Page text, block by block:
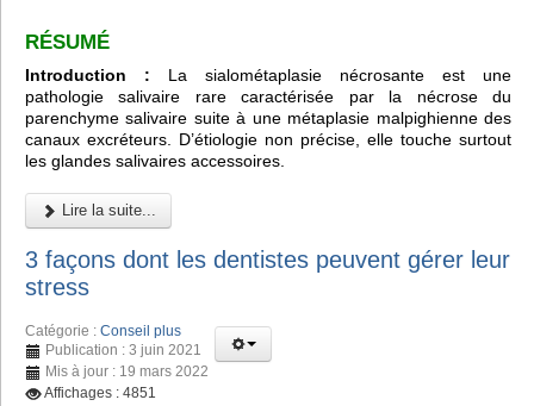
RÉSUMÉ
Introduction : La sialométaplasie nécrosante est une
pathologie salivaire rare caractérisée par la nécrose du
parenchyme salivaire suite à une métaplasie malpighienne des
canaux excréteurs. D’étiologie non précise, elle touche surtout
les glandes salivaires accessoires.
Lire la suite...
3 façons dont les dentistes peuvent gérer leur
stress
Catégorie : Conseil plus
Publication : 3 juin 2021
Mis à jour : 19 mars 2022
Affichages : 4851